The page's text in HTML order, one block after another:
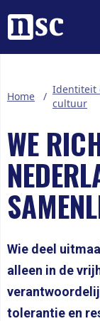
Home
GRONDGEDACHTEN
NIEUWS
DOCUMENTEN
PARTIJ
DOE MEE
LID WORDEN
Home /
Identiteit
cultuur
WE
Wie deel
alleen in de
tolerantie en